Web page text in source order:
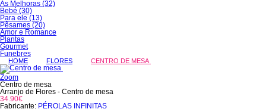
As Melhoras (32)
Bebé (30)
Para ele (13)
Pêsames (20)
Amor e Romance
Plantas
Gourmet
Funebres
HOME FLORES CENTRO DE MESA
Zoom
Centro de mesa
Arranjo de Flores - Centro de mesa
34.90€
Fabricante: PÉROLAS INFINITAS